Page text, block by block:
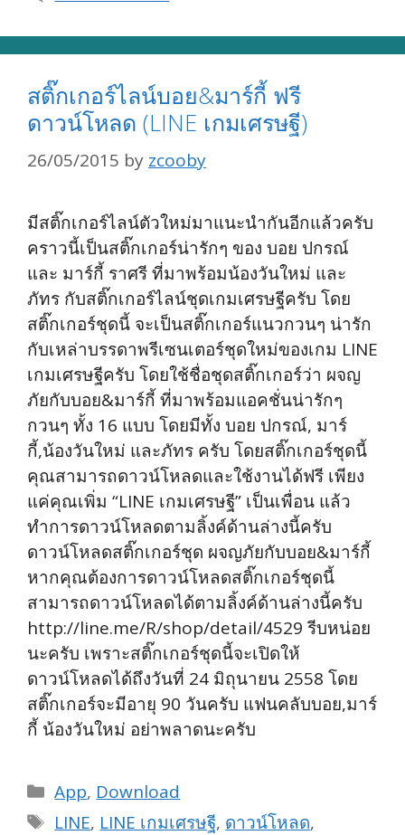
สติ๊กเกอร์ไลน์บอย&มาร์กี้ ฟรี
ดาวน์โหลด (LINE เกมเศรษฐี)
26/05/2015 by zcooby
มีสติ๊กเกอร์ไลน์ตัวใหม่มาแนะนำกันอีกแล้วครับ
คราวนี้เป็นสติ๊กเกอร์น่ารักๆ ของ บอย ปกรณ์
และ มาร์กี้ ราศรี ที่มาพร้อมน้องวันใหม่ และ
ภัทร กับสติ๊กเกอร์ไลน์ชุดเกมเศรษฐีครับ โดย
สติ๊กเกอร์ชุดนี้ จะเป็นสติ๊กเกอร์แนวกวนๆ น่ารัก
กับเหล่าบรรดาพรีเซนเตอร์ชุดใหม่ของเกม LINE
เกมเศรษฐีครับ โดยใช้ชื่อชุดสติ๊กเกอร์ว่า ผจญ
ภัยกับบอย&มาร์กี้ ที่มาพร้อมแอคชั่นน่ารักๆ
กวนๆ ทั้ง 16 แบบ โดยมีทั้ง บอย ปกรณ์, มาร์
กี้,น้องวันใหม่ และภัทร ครับ โดยสติ๊กเกอร์ชุดนี้
คุณสามารถดาวน์โหลดและใช้งานได้ฟรี เพียง
แค่คุณเพิ่ม “LINE เกมเศรษฐี” เป็นเพื่อน แล้ว
ทำการดาวน์โหลดตามลิ้งค์ด้านล่างนี้ครับ
ดาวน์โหลดสติ๊กเกอร์ชุด ผจญภัยกับบอย&มาร์กี้
หากคุณต้องการดาวน์โหลดสติ๊กเกอร์ชุดนี้
สามารถดาวน์โหลดได้ตามลิ้งค์ด้านล่างนี้ครับ
http://line.me/R/shop/detail/4529 รีบหน่อย
นะครับ เพราะสติ๊กเกอร์ชุดนี้จะเปิดให้
ดาวน์โหลดได้ถึงวันที่ 24 มิถุนายน 2558 โดย
สติ๊กเกอร์จะมีอายุ 90 วันครับ แฟนคลับบอย,มาร์
กี้ น้องวันใหม่ อย่าพลาดนะครับ
Categories
App, Download
Tags
LINE, LINE เกมเศรษฐี, ดาวน์โหลด,